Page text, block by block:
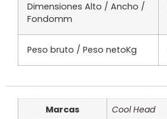
Dimensiones Alto / Ancho /
Fondomm
Peso bruto / Peso netoKg
Marcas
Cool Head